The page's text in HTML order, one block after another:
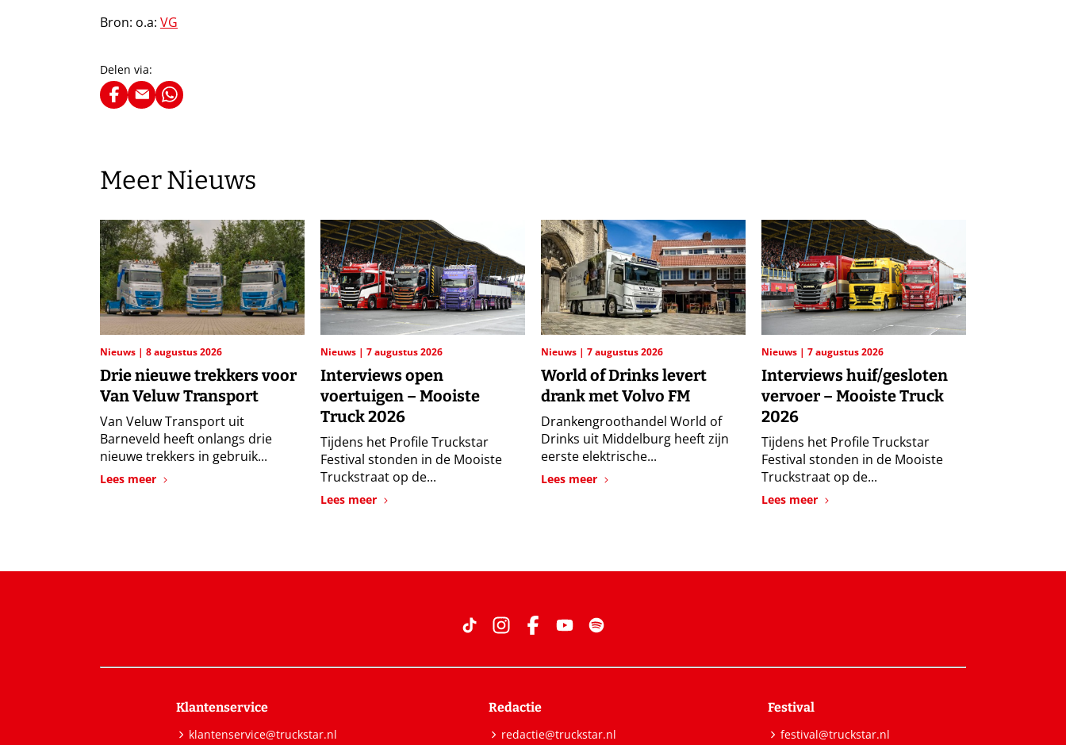
Bron: o.a: VG
Delen via:
Meer Nieuws
Nieuws 8 augustus 2026
Drie nieuwe trekkers voor
Van Veluw Transport
Van Veluw Transport uit
Barneveld heeft onlangs drie
nieuwe trekkers in gebruik...
Lees meer
Nieuws 7 augustus 2026
Interviews open
voertuigen – Mooiste
Truck 2026
Tijdens het Profile Truckstar
Festival stonden in de Mooiste
Truckstraat op de...
Lees meer
Nieuws 7 augustus 2026
World of Drinks levert
drank met Volvo FM
Drankengroothandel World of
Drinks uit Middelburg heeft zijn
eerste elektrische...
Lees meer
Nieuws 7 augustus 2026
Interviews huif/gesloten
vervoer – Mooiste Truck
2026
Tijdens het Profile Truckstar
Festival stonden in de Mooiste
Truckstraat op de...
Lees meer
Klantenservice
klantenservice@truckstar.nl
Redactie
redactie@truckstar.nl
Festival
festival@truckstar.nl